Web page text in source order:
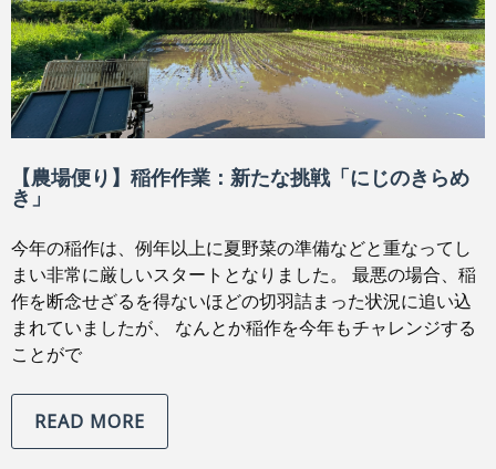
【農場便り】稲作作業：新たな挑戦「にじのきらめ
き」
今年の稲作は、例年以上に夏野菜の準備などと重なってし
まい非常に厳しいスタートとなりました。 最悪の場合、稲
作を断念せざるを得ないほどの切羽詰まった状況に追い込
まれていましたが、 なんとか稲作を今年もチャレンジする
ことがで
READ MORE